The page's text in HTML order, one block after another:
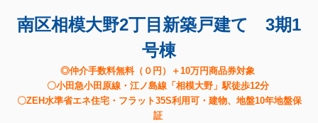
南区相模大野2丁目新築戸建て 3期1
号棟
◎仲介手数料無料（０円）＋10万円商品券対象
〇小田急小田原線・江ノ島線「相模大野」駅徒歩12分
〇ZEH水準省エネ住宅・フラット35S利用可・建物、地盤10年地盤保
証